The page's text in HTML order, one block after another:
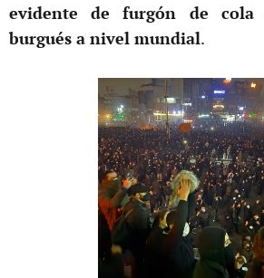
evidente de furgón de cola
burgués a nivel mundial.